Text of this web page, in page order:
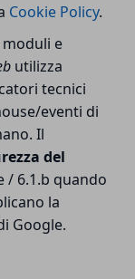
Cookie Policy.
e
utilizza
tecnici
eventi di
Il
del
/ 6.1.b quando
la
Google.